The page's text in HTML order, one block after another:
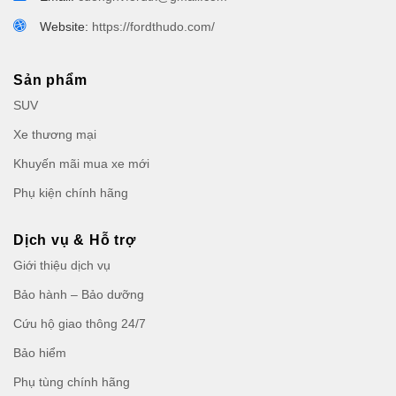
Website: https://fordthudo.com/
Sản phẩm
SUV
Xe thương mại
Khuyến mãi mua xe mới
Phụ kiện chính hãng
Dịch vụ & Hỗ trợ
Giới thiệu dịch vụ
Bảo hành – Bảo dưỡng
Cứu hộ giao thông 24/7
Bảo hiểm
Phụ tùng chính hãng